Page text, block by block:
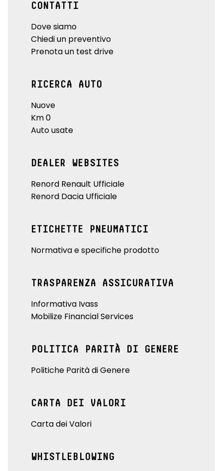
CONTATTI
Dove siamo
Chiedi un preventivo
Prenota un test drive
RICERCA AUTO
Nuove
Km 0
Auto usate
DEALER WEBSITES
Renord Renault Ufficiale
Renord Dacia Ufficiale
ETICHETTE PNEUMATICI
Normativa e specifiche prodotto
TRASPARENZA ASSICURATIVA
Informativa Ivass
Mobilize Financial Services
POLITICA PARITÀ DI GENERE
Politiche Parità di Genere
CARTA DEI VALORI
Carta dei Valori
WHISTLEBLOWING